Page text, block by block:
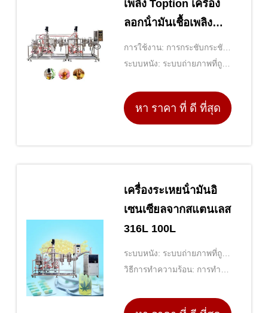
เพลิง Toption เครื่อง
ลอกน้ํามันเชื้อเพลิง
อุตสาหกรรม
การใช้งาน: การกระชับกระชับ
กระชับกระชับกระชับ
ระบบหนัง: ระบบถ่ายภาพที่ถูก
หา ราคา ที่ ดี ที่สุด
เครื่องระเหยน้ํามันอิ
เซนเซียลจากสแตนเลส
316L 100L
ระบบหนัง: ระบบถ่ายภาพที่ถูก
ล้าง
วิธีการทำความร้อน: การทํา